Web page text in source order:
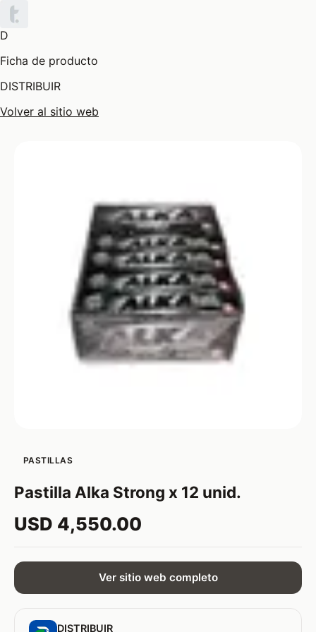
D
Ficha de producto
DISTRIBUIR
Volver al sitio web
PASTILLAS
Pastilla Alka Strong x 12 unid.
USD 4,550.00
Ver sitio web completo
DISTRIBUIR